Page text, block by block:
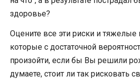
здоровье?
Оцените все эти риски и тяжелые
которые с достаточной
произойти, если бы Вы решили
думаете, стоит ли так рисковать